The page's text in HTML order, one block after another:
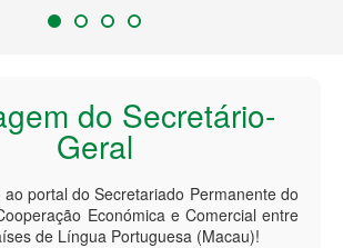
do Secretário-
Geral
portal do Secretariado Permanente do
Económica e Comercial entre
de Língua Portuguesa (Macau)!